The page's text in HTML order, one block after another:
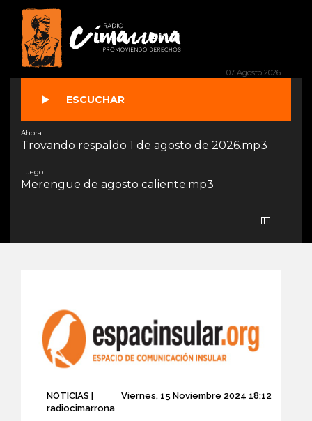
Audio Player
00:00
Use
Left/Right
Arrow
second,
Up/Down
advance
07 Agosto 2026
ESCUCHAR
Ahora
Trovando respaldo 1 de agosto de 2026.mp3
Luego
Merengue de agosto caliente.mp3
Viernes, 15 Noviembre 2024 18:12
NOTICIAS |
radiocimarrona